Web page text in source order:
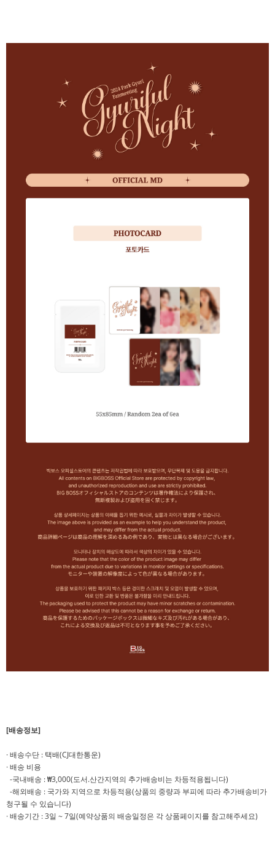
[배송정보]
· 배송수단 : 택배(CJ대한통운)
· 배송 비용
-국내배송 : ₩3,000(도서.산간지역의 추가배송비는 차등적용됩니다)
-해외배송 : 국가와 지역으로 차등적용(상품의 중량과 부피에 따라 추가배송비가
청구될 수 있습니다)
· 배송기간 : 3일 ~ 7일(예약상품의 배송일정은 각 상품페이지를 참고해주세요)